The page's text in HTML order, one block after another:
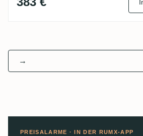
→
PREISALARME · IN DER RUMX-APP